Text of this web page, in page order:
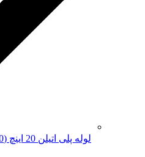
لوله پلی اتیلن 20 اینچ (500 میلیمتر)